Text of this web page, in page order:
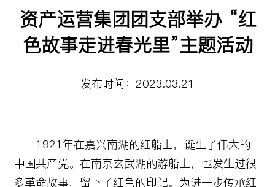
资产运营集团团支部举办 “红
色故事走进春光里”主题活动
发布时间：2023.03.21
1921年在嘉兴南湖的红船上，诞生了伟大的
中国共产党。在南京玄武湖的游船上，也发生过很
多革命故事，留下了红色的印记。为进一步传承红